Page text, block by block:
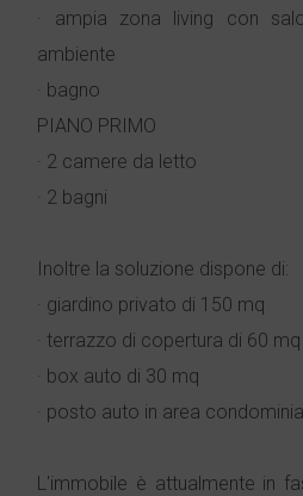
· ampia zona living con
ambiente
· bagno
PIANO PRIMO
· 2 camere da letto
· 2 bagni
Inoltre la soluzione dispone di:
· giardino privato di 150 mq
· terrazzo di copertura di 60 mq
· box auto di 30 mq
· posto auto in area
L'immobile è attualmente in